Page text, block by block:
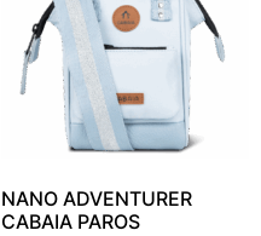
NANO ADVENTURER
CABAIA PAROS